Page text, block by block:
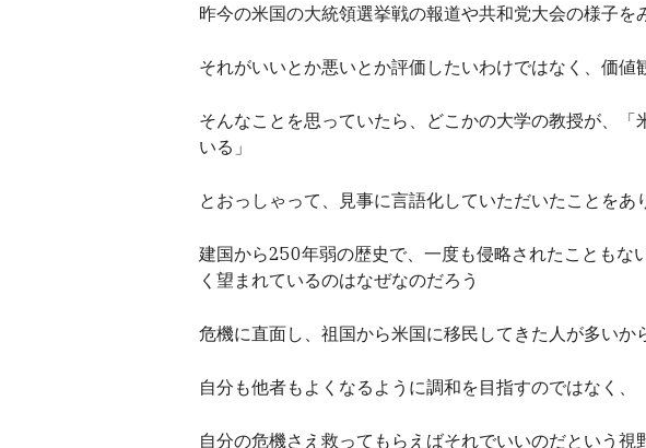
昨今の米国の大統領選挙戦の報道や共和党大会の様子を
それがいいとか悪いとか評価したいわけではなく、価値
そんなことを思っていたら、どこかの大学の教授が、
いる」
とおっしゃって、見事に言語化していただいたことをあ
建国から250年弱の歴史で、一度も侵略されたこともな
く望まれているのはなぜなのだろう
危機に直面し、祖国から米国に移民してきた人が多いか
自分も他者もよくなるように調和を目指すのではなく、
自分の危機さえ救ってもらえばそれでいいのだという